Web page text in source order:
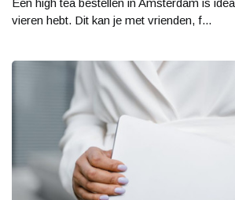
vieren hebt. Dit kan je met vrienden, f...